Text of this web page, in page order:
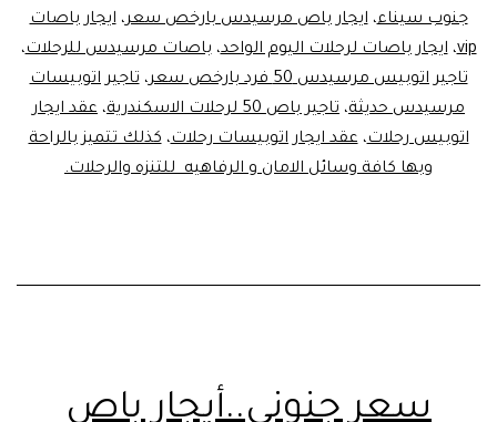
جنوب سيناء،ايجار باص مرسيدس بارخص سعر،ايجار باصات
vip،ايجار باصات لرحلات اليوم الواحد،باصات مرسيدس للرحلات،
تاجير اتوبيس مرسيدس 50 فرد بارخص سعر
،تاجير اتوبيسات
مرسيدس حديثة، تاجير باص 50 لرحلات الاسكندرية ، عقد ايجار
اتوبيس رحلات،عقد ايجار اتوبيسات رحلات،كذلك تتميز بالراحة
وبها كافة وسائل الامان و الرفاهيه للتنزه والرحلات.
سعر جنوني..أيجار باص